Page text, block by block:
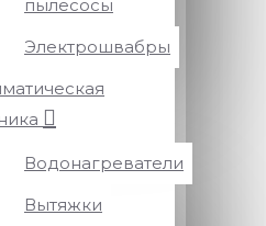
пылесосы
Электрошвабры
Водонагреватели
Вытяжки